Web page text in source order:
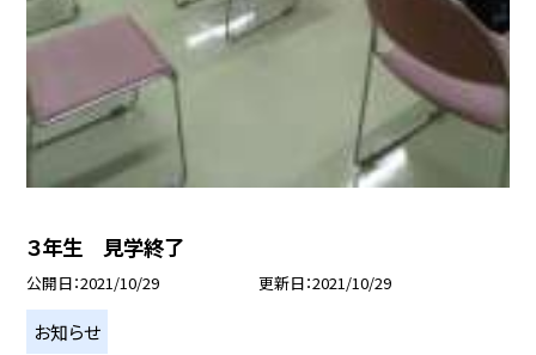
３年生 見学終了
公開日 2021/10/29 更新日 2021/10/29
お知らせ